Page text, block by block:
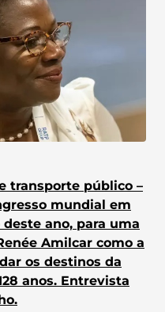
transporte público –
mundial em
ano, para uma
Amilcar como a
os destinos da
anos. Entrevista